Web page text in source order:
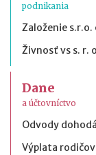
podnikania
Založenie
Živnosť vs s. r.
Dane
a účtovníctvo
Odvody
Výplata